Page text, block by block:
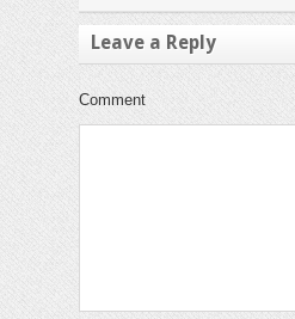
Leave a Reply
Comment